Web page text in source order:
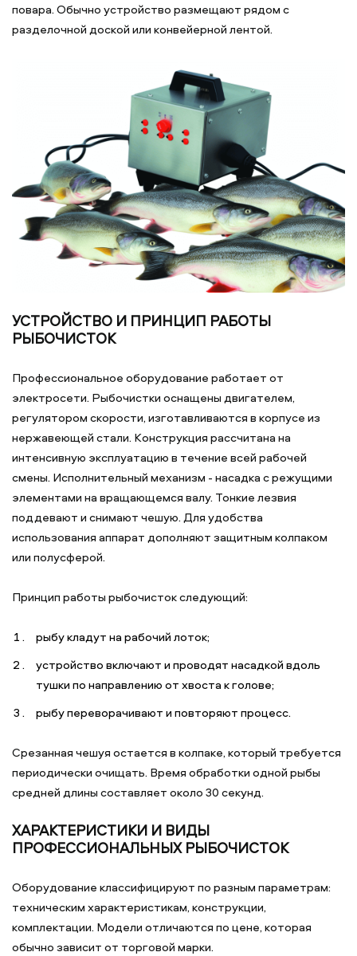
повара. Обычно устройство размещают рядом с
разделочной доской или конвейерной лентой.
УСТРОЙСТВО И ПРИНЦИП РАБОТЫ
РЫБОЧИСТОК
Профессиональное оборудование работает от
электросети. Рыбочистки оснащены двигателем,
регулятором скорости, изготавливаются в корпусе из
нержавеющей стали. Конструкция рассчитана на
интенсивную эксплуатацию в течение всей рабочей
смены. Исполнительный механизм - насадка с режущими
элементами на вращающемся валу. Тонкие лезвия
поддевают и снимают чешую. Для удобства
использования аппарат дополняют защитным колпаком
или полусферой.
Принцип работы рыбочисток следующий:
рыбу кладут на рабочий лоток;
устройство включают и проводят насадкой вдоль
тушки по направлению от хвоста к голове;
рыбу переворачивают и повторяют процесс.
Срезанная чешуя остается в колпаке, который требуется
периодически очищать. Время обработки одной рыбы
средней длины составляет около 30 секунд.
ХАРАКТЕРИСТИКИ И ВИДЫ
ПРОФЕССИОНАЛЬНЫХ РЫБОЧИСТОК
Оборудование классифицируют по разным параметрам:
техническим характеристикам, конструкции,
комплектации. Модели отличаются по цене, которая
обычно зависит от торговой марки.